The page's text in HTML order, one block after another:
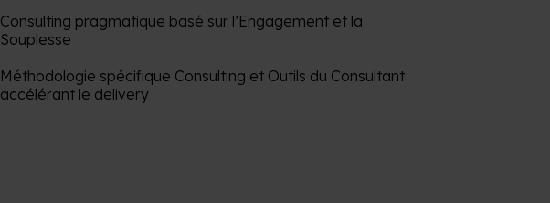
Consulting pragmatique basé sur l’Engagement et la
Souplesse
Méthodologie spécifique Consulting et Outils du Consultant
accélérant le delivery